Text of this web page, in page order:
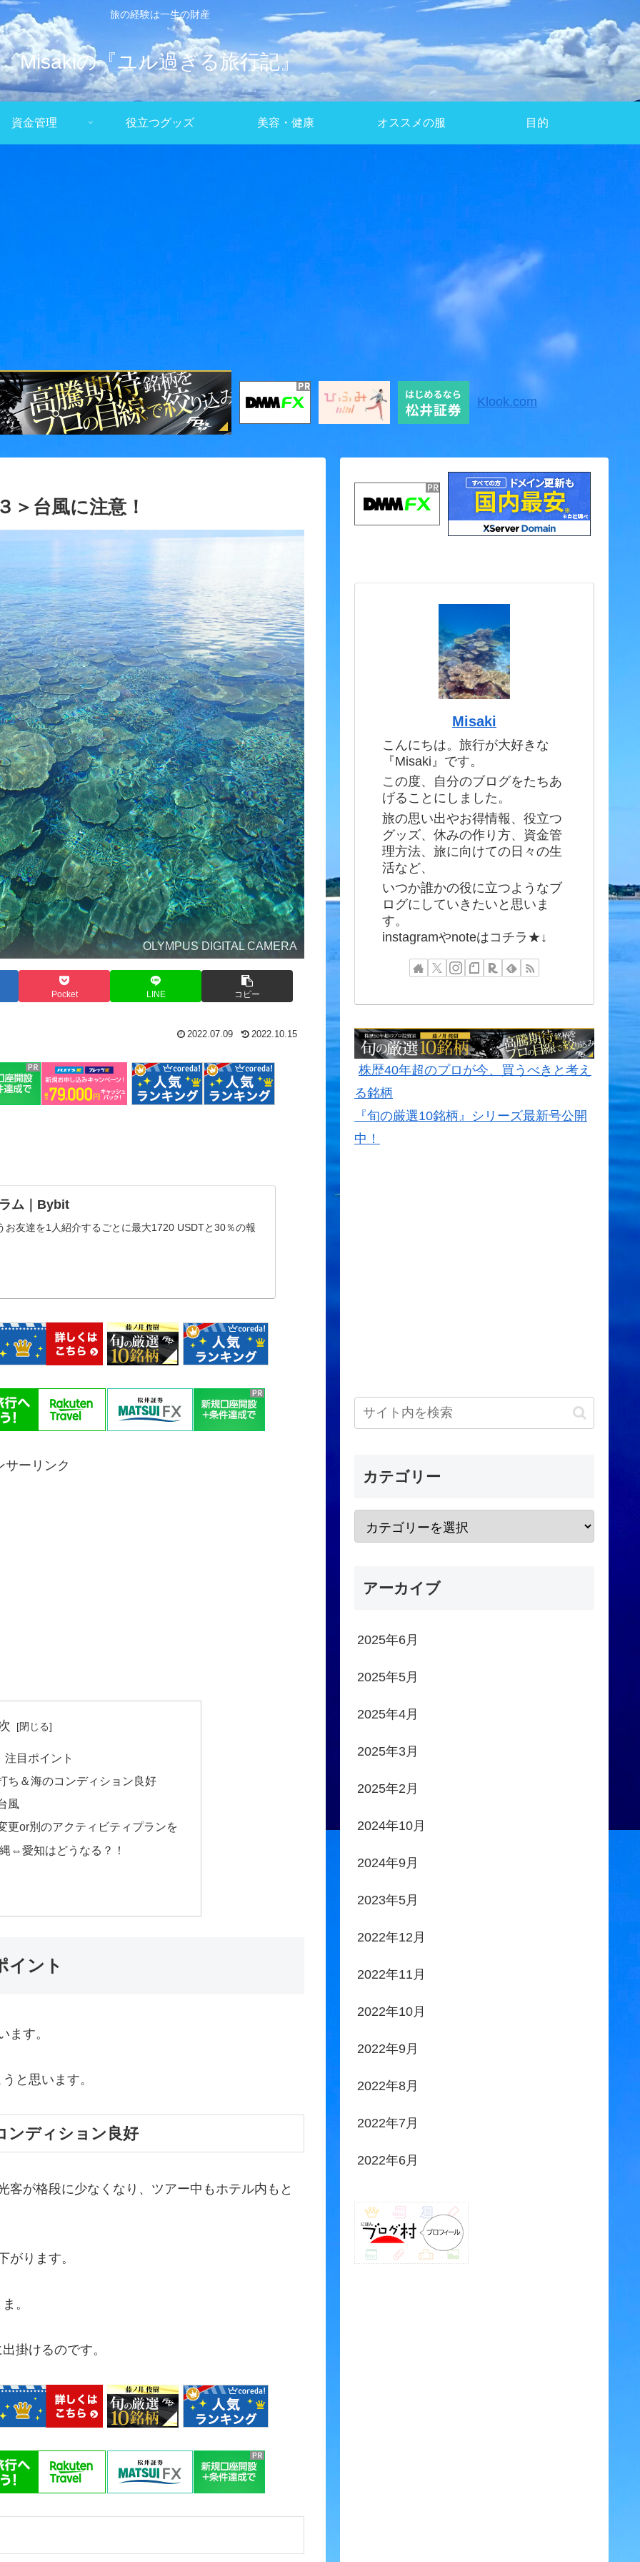
旅の経験は一生の財産
Misakiの『ユル過ぎる旅行記』
資金管理 役立つグッズ 美容・健康 オススメの服 目的
Klook.com
＞台風に注意！
OLYMPUS DIGITAL CAMERA
Pocket LINE コピー
2022.07.09 2022.10.15
ム｜Bybit
お友達を1人紹介するごとに最大1720 USDTと30％の報
サーリンク
目ポイント
ち＆海のコンディション良好
風
更or別のアクティビティプランを
⇔愛知はどうなる？！
イント
ます。
と思います。
ンディション良好
が格段に少なくなり、ツアー中もホテル内もと
がります。
。
掛けるのです。
Misaki
こんにちは。旅行が大好きな
『Misaki』です。
この度、自分のブログをたちあ
げることにしました。
旅の思い出やお得情報、役立つ
グッズ、休みの作り方、資金管
理方法、旅に向けての日々の生
活など、
いつか誰かの役に立つようなブ
ログにしていきたいと思いま
す。
instagramやnoteはコチラ★↓
株歴40年超のプロが今、買うべきと考え
る銘柄
『旬の厳選10銘柄』シリーズ最新号公開
中！
カテゴリー
アーカイブ
2025年6月
2025年5月
2025年4月
2025年3月
2025年2月
2024年10月
2024年9月
2023年5月
2022年12月
2022年11月
2022年10月
2022年9月
2022年8月
2022年7月
2022年6月